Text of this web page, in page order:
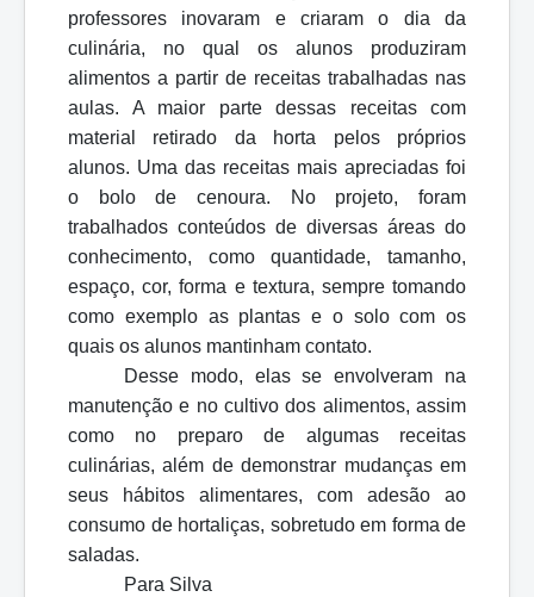
professores inovaram e criaram o dia da
culinária, no qual os alunos produziram
alimentos a partir de receitas trabalhadas nas
aulas. A maior parte dessas receitas com
material retirado da horta pelos próprios
alunos. Uma das receitas mais apreciadas foi
o bolo de cenoura. No projeto, foram
trabalhados conteúdos de diversas áreas do
conhecimento, como quantidade, tamanho,
espaço, cor, forma e textura, sempre tomando
como exemplo as plantas e o solo com os
quais os alunos mantinham contato.
Desse modo, elas se envolveram na
manutenção e no cultivo dos alimentos, assim
como no preparo de algumas receitas
culinárias, além de demonstrar mudanças em
seus hábitos alimentares, com adesão ao
consumo de hortaliças, sobretudo em forma de
saladas.
Para Silva